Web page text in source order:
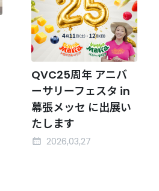
QVC25周年 アニバ
ーサリーフェスタ in
幕張メッセ に出展い
たします
2026,03,27